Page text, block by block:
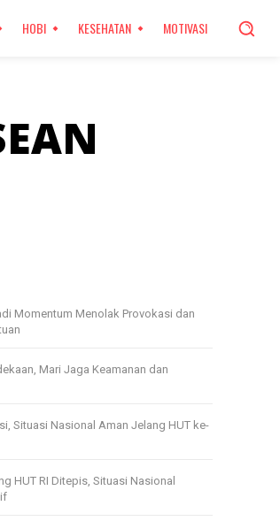
HOBI KESEHATAN MOTIVASI
Momentum Menolak Provokasi dan
Mari Jaga Keamanan dan
Situasi Nasional Aman Jelang HUT ke-
HUT RI Ditepis, Situasi Nasional